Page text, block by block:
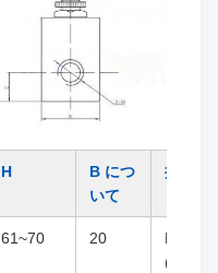
H
B につ
いて
接続ス
61~70 20
M10x1
((G1/8)